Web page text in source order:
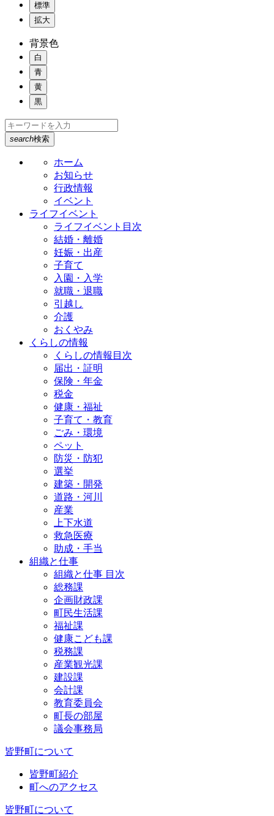
標準
拡大
背景色
白
青
黄
黒
search検索
ホーム
お知らせ
行政情報
イベント
ライフイベント
ライフイベント目次
結婚・離婚
妊娠・出産
子育て
入園・入学
就職・退職
引越し
介護
おくやみ
くらしの情報
くらしの情報目次
届出・証明
保険・年金
税金
健康・福祉
子育て・教育
ごみ・環境
ペット
防災・防犯
選挙
建築・開発
道路・河川
産業
上下水道
救急医療
助成・手当
組織と仕事
組織と仕事 目次
総務課
企画財政課
町民生活課
福祉課
健康こども課
税務課
産業観光課
建設課
会計課
教育委員会
町長の部屋
議会事務局
皆野町について
皆野町紹介
町へのアクセス
皆野町について